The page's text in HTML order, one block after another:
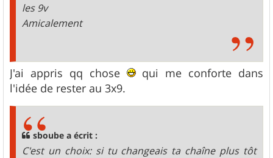
les 9v
Amicalement
J'ai appris qq chose
qui me conforte dans
l'idée de rester au 3x9.
sboube a écrit :
C'est un choix: si tu changeais ta chaîne plus tôt